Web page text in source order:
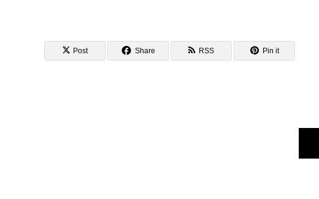
Post Share RSS Pin it